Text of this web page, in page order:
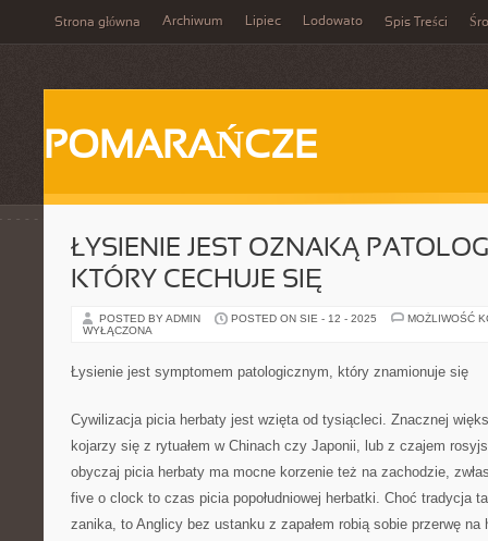
Strona główna Archiwum Lipiec Lodowato Spis Treści
POMARAŃCZE
ŁYSIENIE JEST OZNAKĄ
KTÓRY CECHUJE SIĘ
POSTED BY ADMIN POSTED ON SIE - 12 - 2025
MOŻLIWOŚĆ
WYŁĄCZONA
Łysienie jest symptomem patologicznym, który znamionuje się
Cywilizacja picia herbaty jest wzięta od tysiącleci. Znacznej
kojarzy się z rytuałem w Chinach czy Japonii, lub z czajem
obyczaj picia herbaty ma mocne korzenie też na zachodzie,
five o clock to czas picia popołudniowej herbatki. Choć tradycja
zanika, to Anglicy bez ustanku z zapałem robią sobie przerwę na